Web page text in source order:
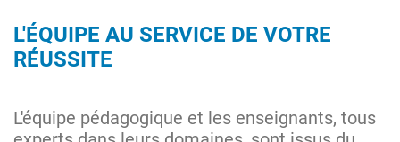
L'ÉQUIPE AU SERVICE DE VOTRE
RÉUSSITE
L'équipe pédagogique et les enseignants, tous